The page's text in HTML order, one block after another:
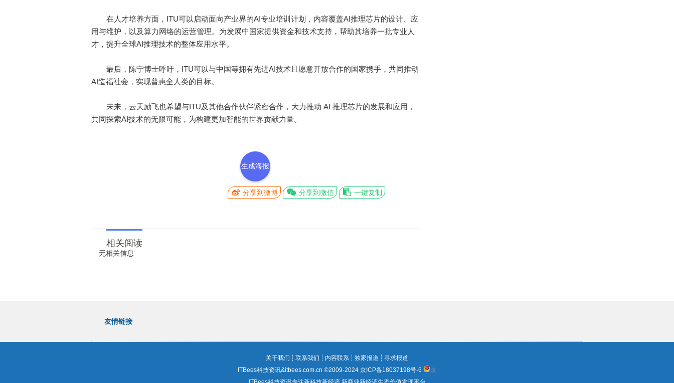
在人才培养方面，ITU可以启动面向产业界的AI专业培训计划，内容覆盖AI推理芯片的设计、应
用与维护，以及算力网络的运营管理。为发展中国家提供资金和技术支持，帮助其培养一批专业人
才，提升全球AI推理技术的整体应用水平。
最后，陈宁博士呼吁，ITU可以与中国等拥有先进AI技术且愿意开放合作的国家携手，共同推动
AI造福社会，实现普惠全人类的目标。
未来，云天励飞也希望与ITU及其他合作伙伴紧密合作，大力推动 AI 推理芯片的发展和应用，
共同探索AI技术的无限可能，为构建更加智能的世界贡献力量。
生成海报
分享到微博 分享到微信 一键复制
相关阅读
无相关信息
友情链接
关于我们 ┊ 联系我们 ┊ 内容联系 ┊ 独家报道 ┊ 寻求报道
ITBees科技资讯&itbees.com.cn ©2009-2024 京ICP备18037198号-6
京